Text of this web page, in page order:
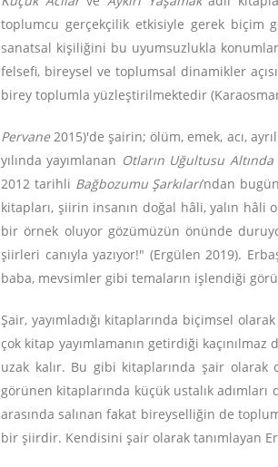
toplumcu gerçekçilik etkisiyle gerek biçim
sanatsal kişiliğini bu uyumsuzlukla
felsefi, bireysel ve toplumsal dinamikler
birey toplumla yüzleştirilmektedir
Pervane2015)'de şairin; ölüm, emek, acı,
yılında yayımlanan Otların Uğultusu Altında
2012 tarihli Bağbozumu Şarkıları’ndan
kitapları, şiirin insanın doğal hâli, yalın
bir örnek oluyor gözümüzün önünde
şiirleri canıyla yazıyor!" (Ergülen 2019).
baba, mevsimler gibi temaların işlendiği
Şair, yayımladığı kitaplarında biçimsel
çok kitap yayımlamanın getirdiği
uzak kalır. Bu gibi kitaplarında şair olarak
görünen kitaplarında küçük ustalık
arasında salınan fakat bireyselliğin de
bir şiirdir. Kendisini şair olarak tanımlayan